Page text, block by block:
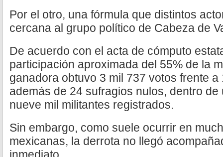
Por el otro, una fórmula que distintos
cercana al grupo político de Cabeza de
De acuerdo con el acta de cómputo
participación aproximada del 55% de la
ganadora obtuvo 3 mil 737 votos frente
además de 24 sufragios nulos, dentro
nueve mil militantes registrados.
Sin embargo, como suele ocurrir en
mexicanas, la derrota no llegó